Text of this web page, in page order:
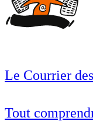
Le Courrier
Tout